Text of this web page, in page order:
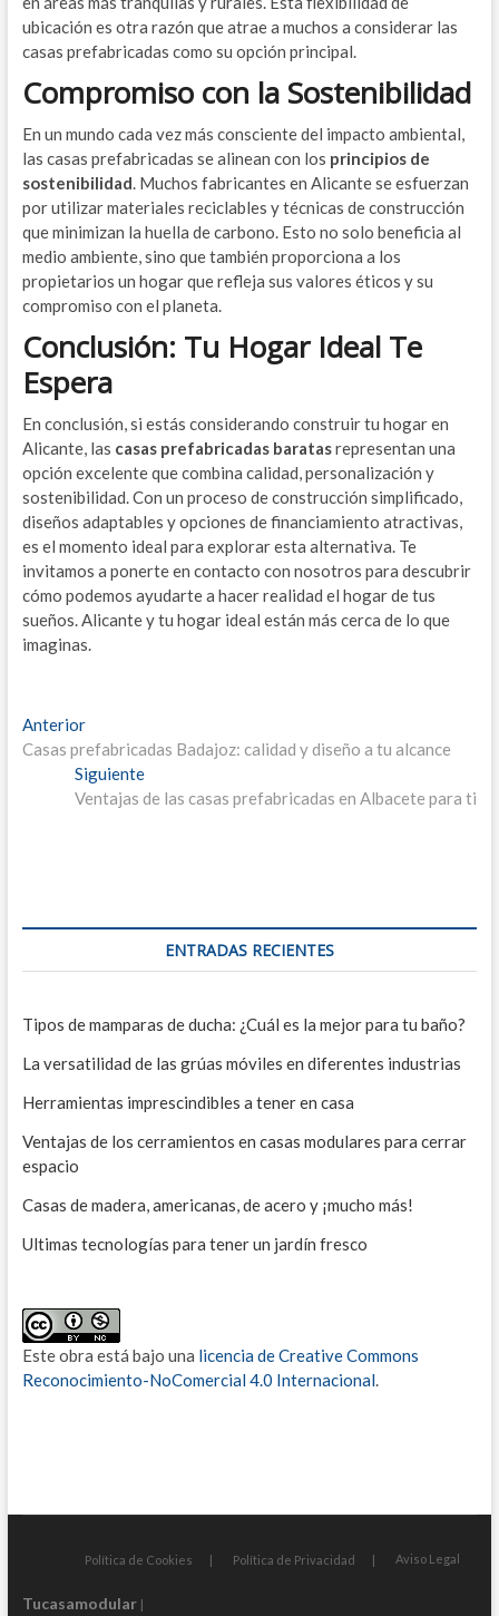
ubicación es otra razón que atrae a muchos a considerar las
casas prefabricadas como su opción principal.
Compromiso con la Sostenibilidad
En un mundo cada vez más consciente del impacto ambiental,
las casas prefabricadas se alinean con los principios de
sostenibilidad. Muchos fabricantes en Alicante se esfuerzan
por utilizar materiales reciclables y técnicas de construcción
que minimizan la huella de carbono. Esto no solo beneficia al
medio ambiente, sino que también proporciona a los
propietarios un hogar que refleja sus valores éticos y su
compromiso con el planeta.
Conclusión: Tu Hogar Ideal Te
Espera
En conclusión, si estás considerando construir tu hogar en
Alicante, las casas prefabricadas baratasrepresentan una
opción excelente que combina calidad, personalización y
sostenibilidad. Con un proceso de construcción simplificado,
diseños adaptables y opciones de financiamiento atractivas,
es el momento ideal para explorar esta alternativa. Te
invitamos a ponerte en contacto con nosotros para descubrir
cómo podemos ayudarte a hacer realidad el hogar de tus
sueños. Alicante y tu hogar ideal están más cerca de lo que
imaginas.
Navegación
de
entradas
AnteriorEntrada
anterior:
Casas prefabricadas Badajoz: calidad y diseño a tu alcance
SiguienteEntrada
siguiente:
Ventajas de las casas prefabricadas en Albacete para ti
ENTRADAS RECIENTES
Tipos de mamparas de ducha: ¿Cuál es la mejor para tu baño?
La versatilidad de las grúas móviles en diferentes industrias
Herramientas imprescindibles a tener en casa
Ventajas de los cerramientos en casas modulares para cerrar
espacio
Casas de madera, americanas, de acero y ¡mucho más!
Ultimas tecnologías para tener un jardín fresco
Este obra está bajo una licencia de Creative Commons
Reconocimiento-NoComercial 4.0 Internacional.
Política de Cookies Política de Privacidad Aviso Legal
Tucasamodular|